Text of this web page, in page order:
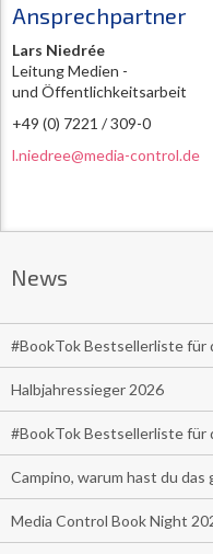
Ansprechpartner
Lars Niedrée
Leitung Medien -
und Öffentlichkeitsarbeit
+49 (0) 7221 / 309-0
l.niedree@media-control.de
News
#BookTok Bestsellerliste für
Halbjahressieger 2026
#BookTok Bestsellerliste für
Campino, warum hast du das
Media Control Book Night